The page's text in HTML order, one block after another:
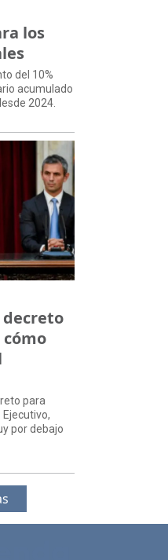
los
del 10%
acumulado
2024.
para
por debajo